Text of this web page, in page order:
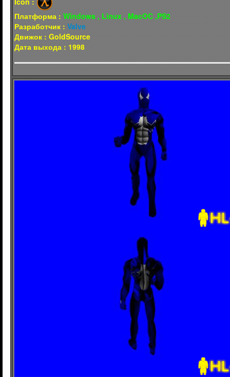
Платформа : Windows , Linux , MacOC ,PS2
Разработчик : Valve
Движок : GoldSource
Дата выхода : 1998